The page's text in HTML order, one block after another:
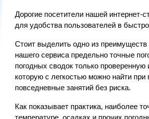
Дорогие посетители нашей интернет-
для удобства пользователей в
Стоит выделить одно из
нашего сервиса предельно точные
погодных сводок только
которую с легкостью можно найти
повседневные занятий без риска.
Как показывает практика, наиболее
температуре, осадках и прочих